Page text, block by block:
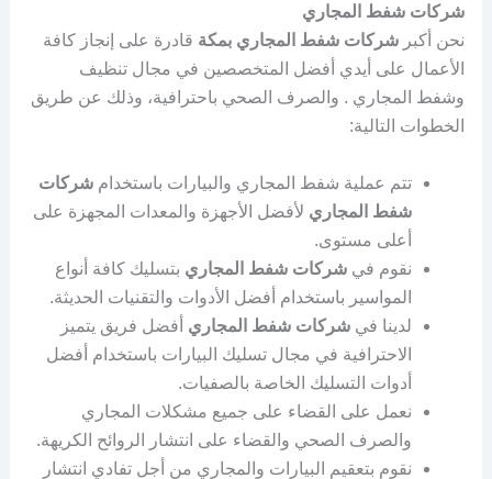
شركات شفط المجاري
نحن أكبر شركات شفط المجاري بمكة قادرة على إنجاز كافة
الأعمال على أيدي أفضل المتخصصين في مجال تنظيف
وشفط المجاري . والصرف الصحي باحترافية، وذلك عن طريق
الخطوات التالية:
تتم عملية شفط المجاري والبيارات باستخدام شركات
شفط المجاري لأفضل الأجهزة والمعدات المجهزة على
أعلى مستوى.
نقوم في شركات شفط المجاري بتسليك كافة أنواع
المواسير باستخدام أفضل الأدوات والتقنيات الحديثة.
لدينا في شركات شفط المجاري أفضل فريق يتميز
الاحترافية في مجال تسليك البيارات باستخدام أفضل
أدوات التسليك الخاصة بالصفيات.
نعمل على القضاء على جميع مشكلات المجاري
والصرف الصحي والقضاء على انتشار الروائح الكريهة.
نقوم بتعقيم البيارات والمجاري من أجل تفادي انتشار